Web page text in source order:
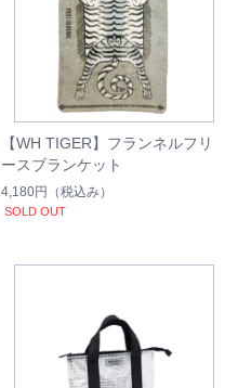
【WH TIGER】フランネルフリ
ースブランケット
4,180円 （税込み）
SOLD OUT